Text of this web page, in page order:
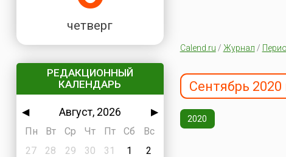
четверг
РЕДАКЦИОННЫЙ
КАЛЕНДАРЬ
◀ Август, 2026
▶
Пн
Вт Ср Чт Пт Сб
Вс
27
28 29 30 31 1
2
Calend.ru / Журнал /
Сентябрь 2020
2020